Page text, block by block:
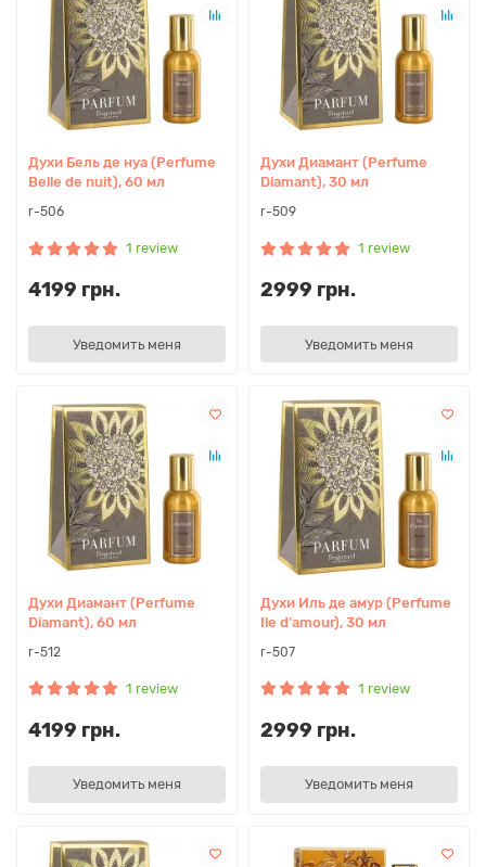
Духи Бель де нуа (Perfume
Belle de nuit), 60 мл
r-506
1 review
4199 грн.
Уведомить меня
Духи Диамант (Perfume
Diamant), 30 мл
r-509
1 review
2999 грн.
Уведомить меня
Духи Диамант (Perfume
Diamant), 60 мл
r-512
1 review
4199 грн.
Уведомить меня
Духи Иль де амур (Perfume
Ile d'amour), 30 мл
r-507
1 review
2999 грн.
Уведомить меня